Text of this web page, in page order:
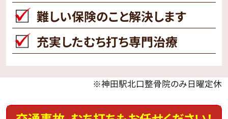
難しい保険のこと解決します
充実したむち打ち専門治療
※神田駅北口整骨院のみ日曜定休